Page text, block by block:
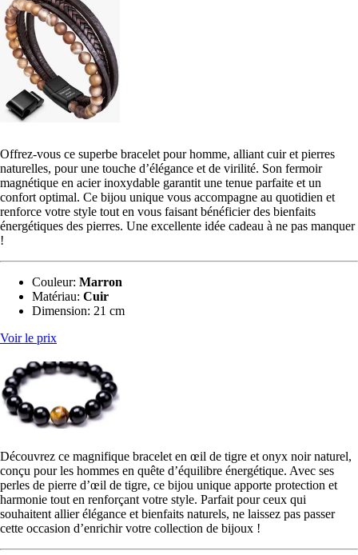
Offrez-vous ce superbe bracelet pour homme, alliant cuir et pierres
naturelles, pour une touche d’élégance et de virilité. Son fermoir
magnétique en acier inoxydable garantit une tenue parfaite et un
confort optimal. Ce bijou unique vous accompagne au quotidien et
renforce votre style tout en vous faisant bénéficier des bienfaits
énergétiques des pierres. Une excellente idée cadeau à ne pas manquer
!
Couleur: Marron
Matériau: ‎Cuir
Dimension: ‎‎21 cm
Voir le prix
Découvrez ce magnifique bracelet en œil de tigre et onyx noir naturel,
conçu pour les hommes en quête d’équilibre énergétique. Avec ses
perles de pierre d’œil de tigre, ce bijou unique apporte protection et
harmonie tout en renforçant votre style. Parfait pour ceux qui
souhaitent allier élégance et bienfaits naturels, ne laissez pas passer
cette occasion d’enrichir votre collection de bijoux !